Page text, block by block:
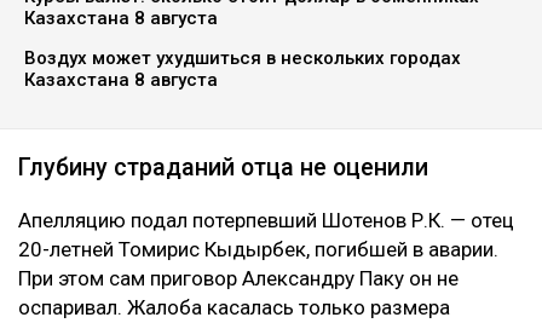
Казахстана 8 августа
Воздух может ухудшиться в нескольких городах
Казахстана 8 августа
Глубину страданий отца не оценили
Апелляцию подал потерпевший Шотенов Р.К. — отец
20-летней Томирис Кыдырбек, погибшей в аварии.
При этом сам приговор Александру Паку он не
оспаривал. Жалоба касалась только размера